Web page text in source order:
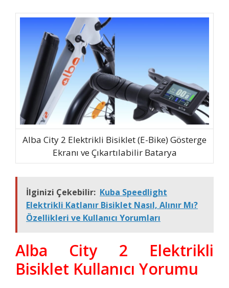
Alba City 2 Elektrikli Bisiklet (E-Bike) Gösterge
Ekranı ve Çıkartılabilir Batarya
İlginizi Çekebilir: Kuba Speedlight
Elektrikli Katlanır Bisiklet Nasıl, Alınır Mı?
Özellikleri ve Kullanıcı Yorumları
Alba City 2 Elektrikli
Bisiklet Kullanıcı Yorumu